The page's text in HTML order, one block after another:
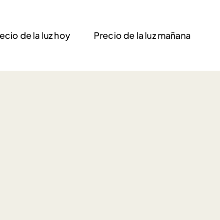
de la luz hoy Precio de la luz mañana